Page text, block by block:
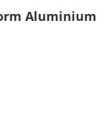
Aluminium